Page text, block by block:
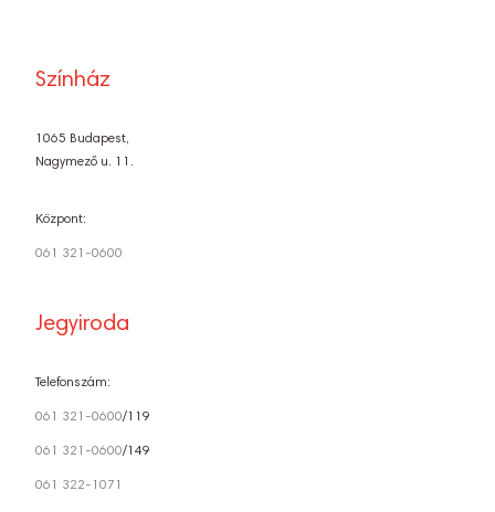
Színház
1065 Budapest,
Nagymező u. 11.
Központ:
061 321-0600
Jegyiroda
Telefonszám:
061 321-0600/119
061 321-0600/149
061 322-1071